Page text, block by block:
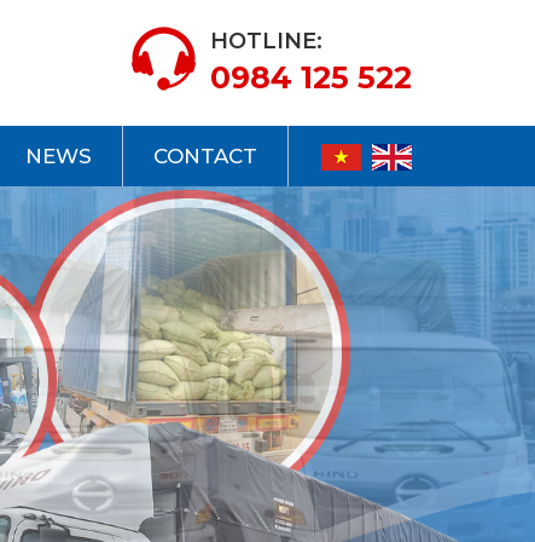
HOTLINE:
0984 125 522
NEWS CONTACT